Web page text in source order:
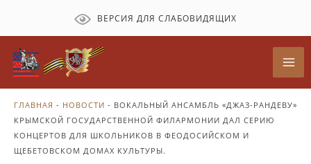
содержимому
ВЕРСИЯ ДЛЯ СЛАБОВИДЯЩИХ
ГЛАВНАЯ - НОВОСТИ - ВОКАЛЬНЫЙ АНСАМБЛЬ «ДЖАЗ-РАНДЕВУ»
КРЫМСКОЙ ГОСУДАРСТВЕННОЙ ФИЛАРМОНИИ ДАЛ СЕРИЮ
КОНЦЕРТОВ ДЛЯ ШКОЛЬНИКОВ В ФЕОДОСИЙСКОМ И
ЩЕБЕТОВСКОМ ДОМАХ КУЛЬТУРЫ.